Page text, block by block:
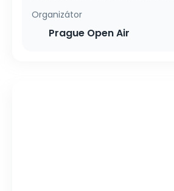
Organizátor
Prague Open Air